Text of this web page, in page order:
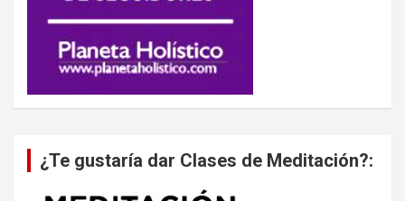
¿Te gustaría dar Clases de Meditación?: